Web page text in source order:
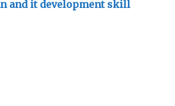
and it development skill